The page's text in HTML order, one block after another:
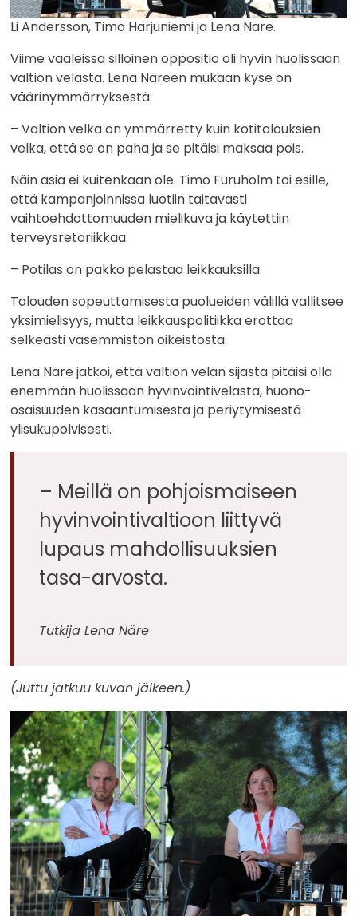
Li Andersson, Timo Harjuniemi ja Lena Näre.
Viime vaaleissa silloinen oppositio oli hyvin huolissaan
valtion velasta. Lena Näreen mukaan kyse on
väärinymmärryksestä:
– Valtion velka on ymmärretty kuin kotitalouksien
velka, että se on paha ja se pitäisi maksaa pois.
Näin asia ei kuitenkaan ole. Timo Furuholm toi esille,
että kampanjoinnissa luotiin taitavasti
vaihtoehdottomuuden mielikuva ja käytettiin
terveysretoriikkaa:
– Potilas on pakko pelastaa leikkauksilla.
Talouden sopeuttamisesta puolueiden välillä vallitsee
yksimielisyys, mutta leikkauspolitiikka erottaa
selkeästi vasemmiston oikeistosta.
Lena Näre jatkoi, että valtion velan sijasta pitäisi olla
enemmän huolissaan hyvinvointivelasta, huono-
osaisuuden kasaantumisesta ja periytymisestä
ylisukupolvisesti.
– Meillä on pohjoismaiseen
hyvinvointivaltioon liittyvä
lupaus mahdollisuuksien
tasa-arvosta.
Tutkija Lena Näre
(Juttu jatkuu kuvan jälkeen.)